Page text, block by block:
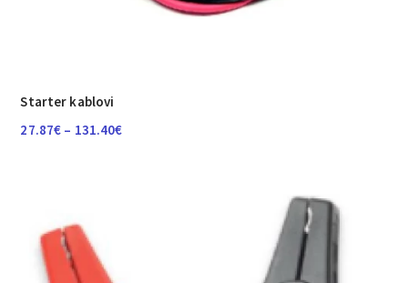
Starter kablovi
27.87€ – 131.40€Raspon